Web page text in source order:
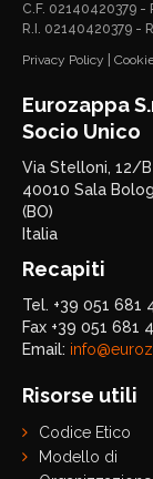
C.F. 02140420379 -
R.I. 02140420379 -
Privacy Policy
Eurozappa
Socio Unico
Via Stelloni, 12/B
40010 Sala
(BO)
Italia
Recapiti
Tel. +39 051 681
Fax +39 051 681
Email:
Risorse utili
Codice Etico
Modello di